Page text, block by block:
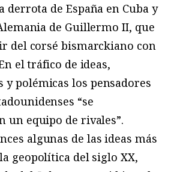
derrota de España en Cuba y
de Guillermo II, que
del corsé bismarckiano con
el tráfico de ideas,
y polémicas los pensadores
“se
un equipo de rivales”.
algunas de las ideas más
geopolítica del siglo XX,